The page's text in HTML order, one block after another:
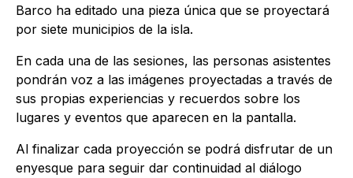
Barco ha editado una pieza única que se proyectará
por siete municipios de la isla.
En cada una de las sesiones, las personas asistentes
pondrán voz a las imágenes proyectadas a través de
sus propias experiencias y recuerdos sobre los
lugares y eventos que aparecen en la pantalla.
Al finalizar cada proyección se podrá disfrutar de un
enyesque para seguir dar continuidad al diálogo